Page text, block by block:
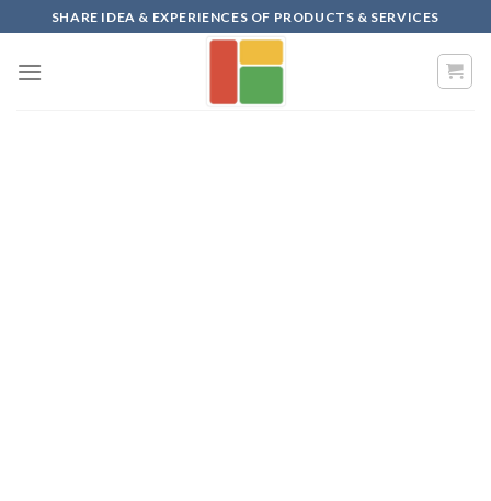
to
content
SHARE IDEA & EXPERIENCES OF PRODUCTS & SERVICES